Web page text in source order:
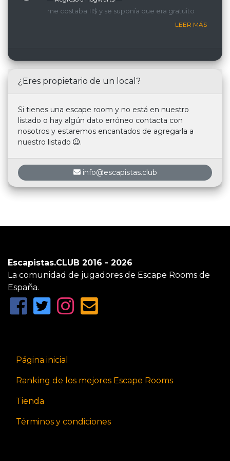
me costaba 11$ y se suponía que era gratuito
LEER MÁS
¿Eres propietario de un local?
Si tienes una escape room y no está en nuestro
listado o hay algún dato erróneo contacta con
nosotros y estaremos encantados de agregarla a
nuestro listado
.
info@escapistas.club
Escapistas.CLUB 2016 - 2026
La comunidad de jugadores de Escape Rooms de
España.
Página inicial
Ranking de los mejores Escape Rooms
Tienda
Términos y condiciones